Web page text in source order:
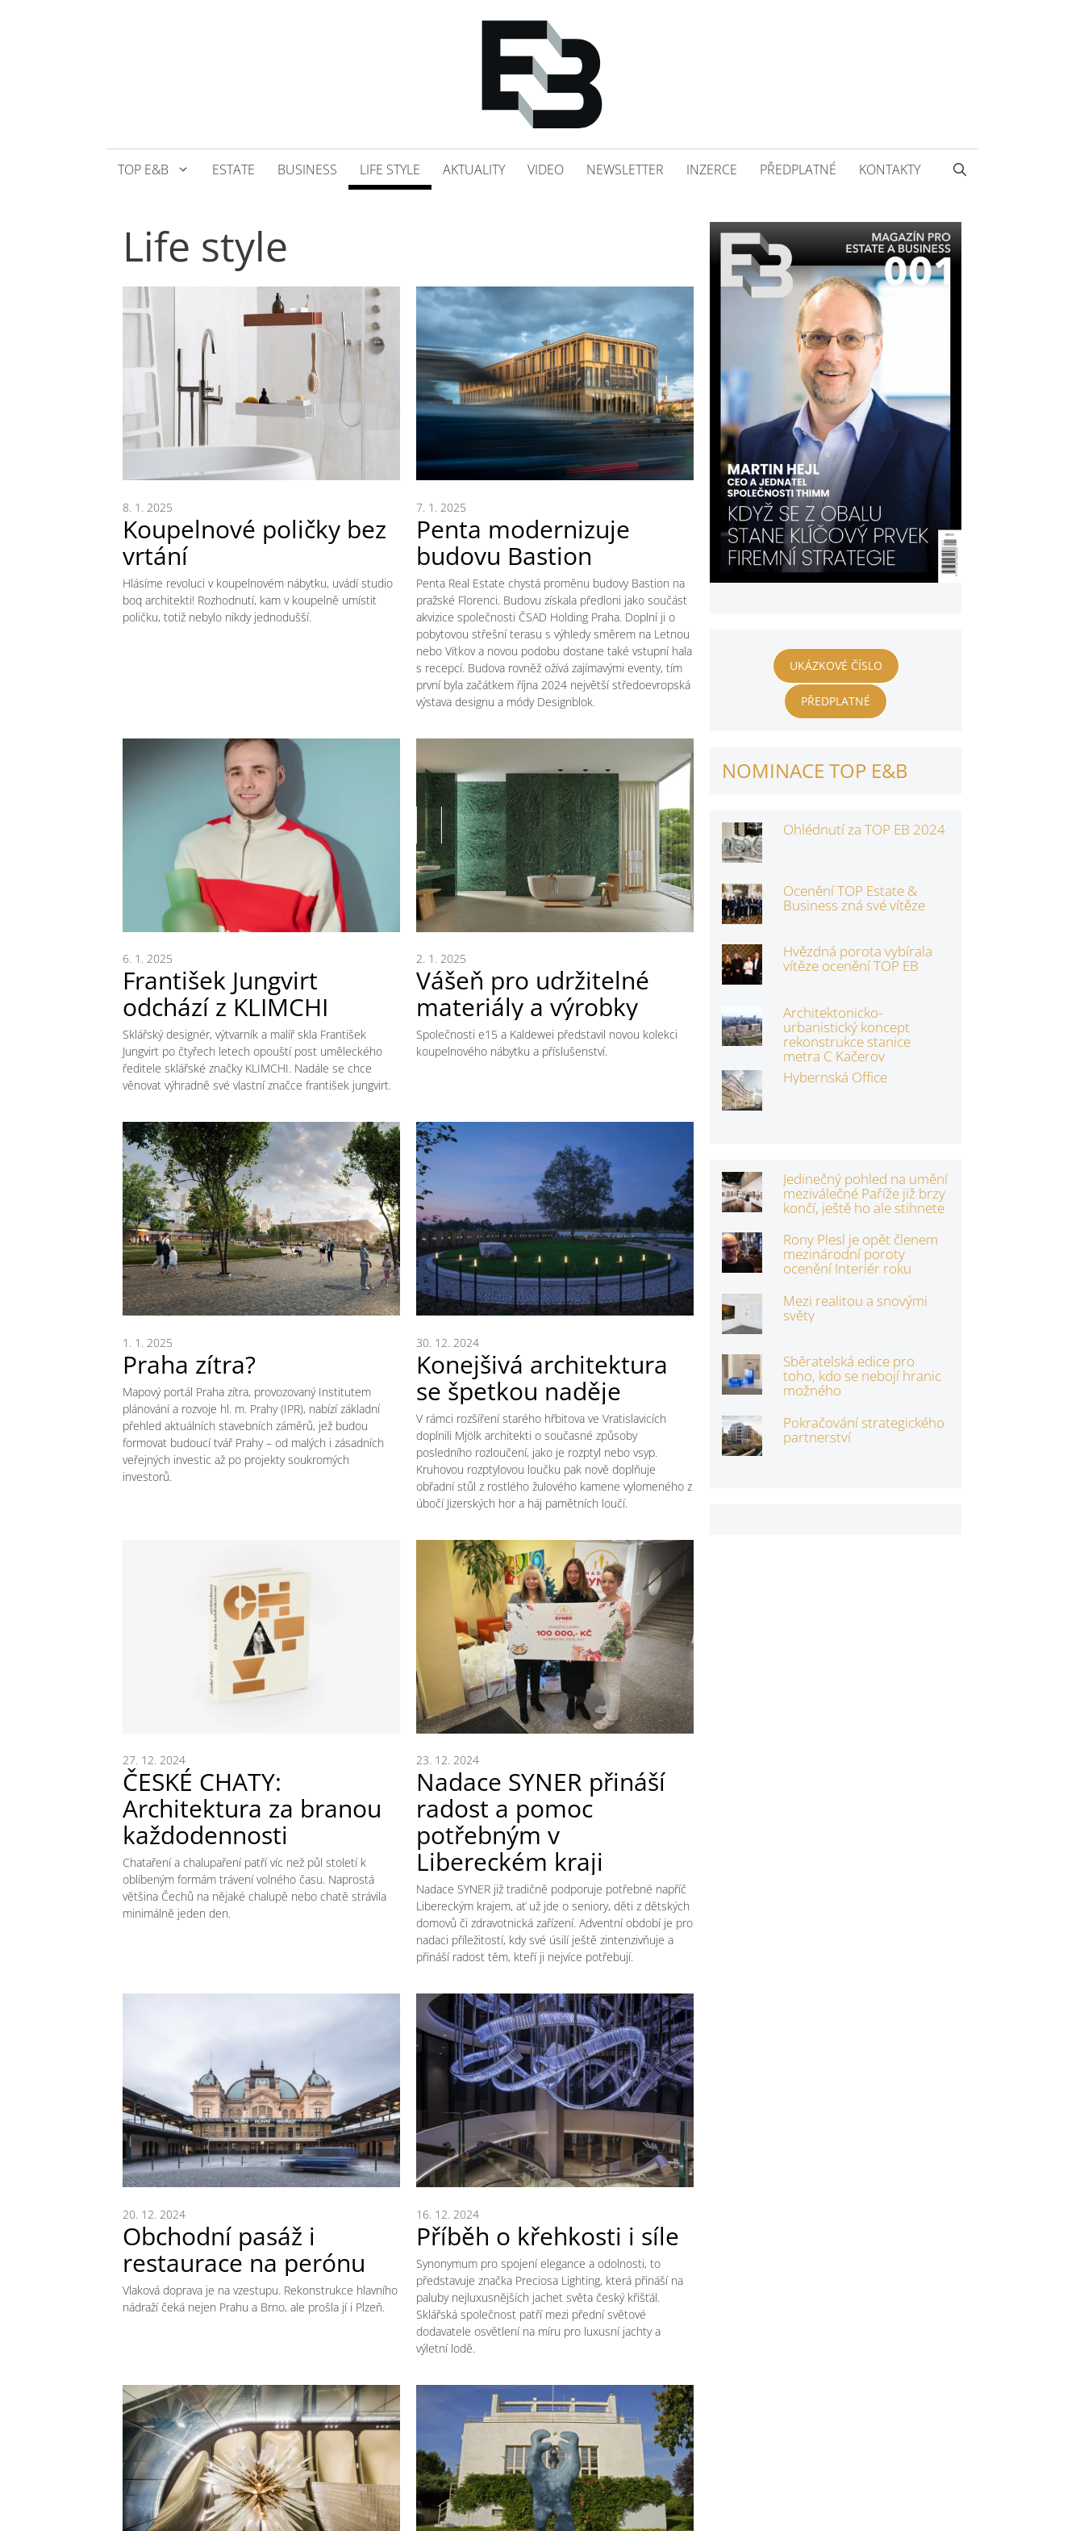
TOP E&B ESTATE BUSINESS LIFE STYLE AKTUALITY VIDEO NEWSLETTER INZERCE PŘEDPLATNÉ KONTAKTY
Life style
Koupelnové poličky bez
vrtání
8. 1. 2025
Hlásíme revoluci v koupelnovém nábytku, uvádí studio
boq architekti! Rozhodnutí, kam v koupelně umístit
poličku, totiž nebylo nikdy jednodušší.
Penta modernizuje
budovu Bastion
7. 1. 2025
Penta Real Estate chystá proměnu budovy Bastion na
pražské Florenci. Budovu získala předloni jako součást
akvizice společnosti ČSAD Holding Praha. Doplní ji o
pobytovou střešní terasu s výhledy směrem na Letnou
nebo Vítkov a novou podobu dostane také vstupní hala
s recepcí. Budova rovněž ožívá zajímavými eventy, tím
první byla začátkem října 2024 největší středoevropská
výstava designu a módy Designblok.
František Jungvirt
odchází z KLIMCHI
6. 1. 2025
Sklářský designér, výtvarník a malíř skla František
Jungvirt po čtyřech letech opouští post uměleckého
ředitele sklářské značky KLIMCHI. Nadále se chce
věnovat výhradně své vlastní značce františek jungvirt.
Vášeň pro udržitelné
materiály a výrobky
2. 1. 2025
Společnosti e15 a Kaldewei představil novou kolekci
koupelnového nábytku a příslušenství.
Praha zítra?
1. 1. 2025
Mapový portál Praha zítra, provozovaný Institutem
plánování a rozvoje hl. m. Prahy (IPR), nabízí základní
přehled aktuálních stavebních záměrů, jež budou
formovat budoucí tvář Prahy – od malých i zásadních
veřejných investic až po projekty soukromých
investorů.
Konejšivá architektura
se špetkou naděje
30. 12. 2024
V rámci rozšíření starého hřbitova ve Vratislavicích
doplnili Mjölk architekti o současné způsoby
posledního rozloučení, jako je rozptyl nebo vsyp.
Kruhovou rozptylovou loučku pak nově doplňuje
obřadní stůl z rostlého žulového kamene vylomeného z
úbočí Jizerských hor a háj pamětních loučí.
ČESKÉ CHATY:
Architektura za branou
každodennosti
27. 12. 2024
Chataření a chalupaření patří víc než půl století k
oblíbeným formám trávení volného času. Naprostá
většina Čechů na nějaké chalupě nebo chatě strávila
minimálně jeden den.
Nadace SYNER přináší
radost a pomoc
potřebným v
Libereckém kraji
23. 12. 2024
Nadace SYNER již tradičně podporuje potřebné napříč
Libereckým krajem, ať už jde o seniory, děti z dětských
domovů či zdravotnická zařízení. Adventní období je pro
nadaci příležitostí, kdy své úsilí ještě zintenzivňuje a
přináší radost těm, kteří ji nejvíce potřebují.
Obchodní pasáž i
restaurace na perónu
20. 12. 2024
Vlaková doprava je na vzestupu. Rekonstrukce hlavního
nádraží čeká nejen Prahu a Brno, ale prošla jí i Plzeň.
Příběh o křehkosti i síle
16. 12. 2024
Synonymum pro spojení elegance a odolnosti, to
představuje značka Preciosa Lighting, která přináší na
paluby nejluxusnějších jachet světa český křišťál.
Sklářská společnost patří mezi přední světové
dodavatele osvětlení na míru pro luxusní jachty a
výletní lodě.
UKÁZKOVÉ ČÍSLO
PŘEDPLATNÉ
NOMINACE TOP E&B
Ohlédnutí za TOP EB 2024
Ocenění TOP Estate &
Business zná své vítěze
Hvězdná porota vybírala
vítěze ocenění TOP EB
Architektonicko-
urbanistický koncept
rekonstrukce stanice
metra C Kačerov
Hybernská Office
Jedinečný pohled na umění
meziválečné Paříže již brzy
končí, ještě ho ale stihnete
Rony Plesl je opět členem
mezinárodní poroty
ocenění Interiér roku
Mezi realitou a snovými
světy
Sběratelská edice pro
toho, kdo se nebojí hranic
možného
Pokračování strategického
partnerství